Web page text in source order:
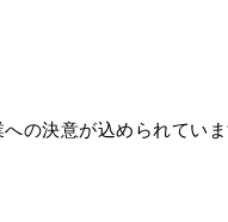
の決意が込められていま